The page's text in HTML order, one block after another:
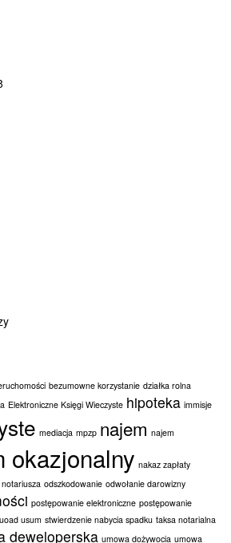
bezumowne korzystanie działka rolna
Elektroniczne Księgi Wieczyste hipoteka immisje
mediacja mpzp najem najem
okazjonalny nakaz zapłaty
odszkodowanie odwołanie darowizny
postępowanie elektroniczne postępowanie
usum stwierdzenie nabycia spadku taksa notarialna
deweloperska umowa dożywocia umowa